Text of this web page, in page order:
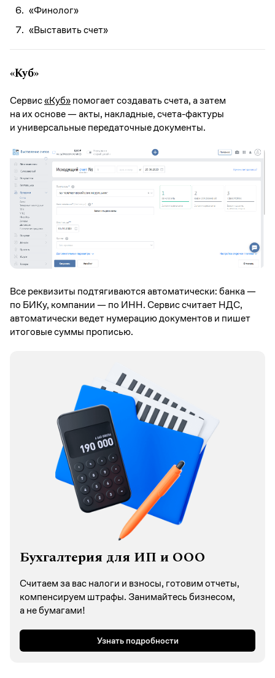
«Финолог»
«Выставить счет»
«Куб»
Сервис«Куб»помогает создавать счета, а затем
на их основе — акты, накладные, счета-фактуры
и универсальные передаточные документы.
Все реквизиты подтягиваются автоматически: банка —
по БИКу, компании — по ИНН. Сервис считает НДС,
автоматически ведет нумерацию документов и пишет
итоговые суммы прописью.
Бухгалтерия для ИП и ООО
Считаем за вас налоги и взносы, готовим отчеты,
компенсируем штрафы. Занимайтесь бизнесом,
а не бумагами!
Узнать подробности